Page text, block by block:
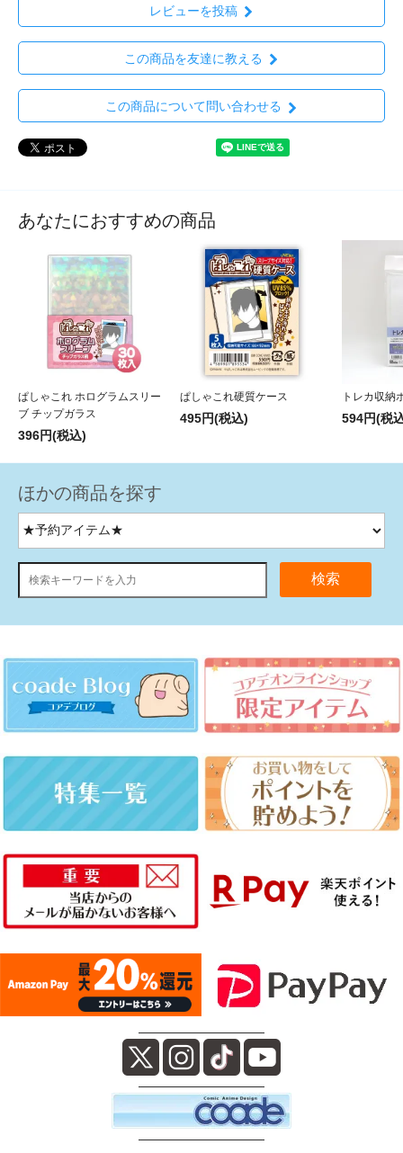
レビューを投稿
この商品を友達に教える
この商品について問い合わせる
あなたにおすすめの商品
ぱしゃこれ ホログラムスリー
ブ チップガラス
396円(税込)
ぱしゃこれ硬質ケース
495円(税込)
トレカ収納
594円(税
ほかの商品を探す
検索
――――――――――
――――――――――
――――――――――